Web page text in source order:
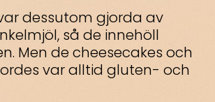
dessutom gjorda av
så de innehöll
Men de cheesecakes och
var alltid gluten- och